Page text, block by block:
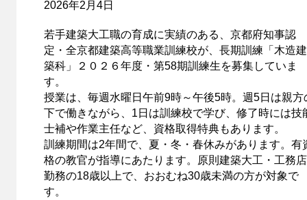
2026年2月4日
若手建築大工職の育成に実績のある、京都府知事認
定・全京都建築高等職業訓練校が、長期訓練「木造建
築科」２０２６年度・第58期訓練生を募集していま
す。
授業は、毎週水曜日午前9時～午後5時。週5日は親方
下で働きながら、1日は訓練校で学び、修了時には技
士補や作業主任など、資格取得特典もあります。
訓練期間は2年間で、夏・冬・春休みがあります。有
格の教官が指導にあたります。原則建築大工・工務店
勤務の18歳以上で、おおむね30歳未満の方が対象で
す。